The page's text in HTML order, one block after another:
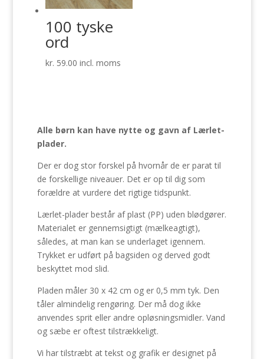
100 tyske
ord
kr. 59.00 incl. moms
Alle børn kan have nytte og gavn af Lærlet-
plader.
Der er dog stor forskel på hvornår de er parat til
de forskellige niveauer. Det er op til dig som
forældre at vurdere det rigtige tidspunkt.
Lærlet-plader består af plast (PP) uden blødgører.
Materialet er gennemsigtigt (mælkeagtigt),
således, at man kan se underlaget igennem.
Trykket er udført på bagsiden og derved godt
beskyttet mod slid.
Pladen måler 30 x 42 cm og er 0,5 mm tyk. Den
tåler almindelig rengøring. Der må dog ikke
anvendes sprit eller andre opløsningsmidler. Vand
og sæbe er oftest tilstrækkeligt.
Vi har tilstræbt at tekst og grafik er designet på